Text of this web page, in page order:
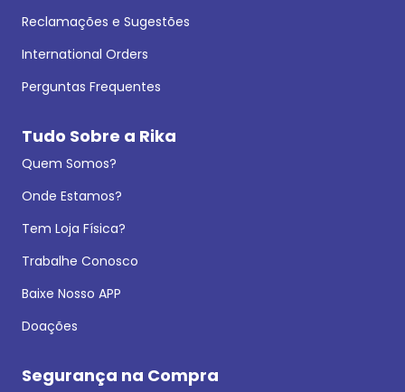
Reclamações e Sugestões
International Orders
Perguntas Frequentes
Tudo Sobre a Rika
Quem Somos?
Onde Estamos?
Tem Loja Física?
Trabalhe Conosco
Baixe Nosso APP
Doações
Segurança na Compra